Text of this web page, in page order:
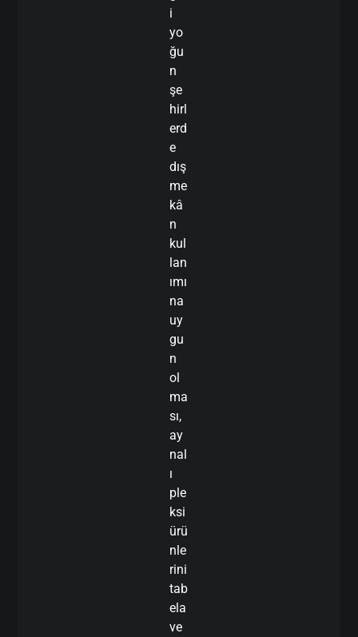
i
yo
ğu
n
şe
hirl
erd
e
dış
me
kâ
n
kul
lan
ımı
na
uy
gu
n
ol
ma
sı,
ay
nal
ı
ple
ksi
ürü
nle
rini
tab
ela
ve